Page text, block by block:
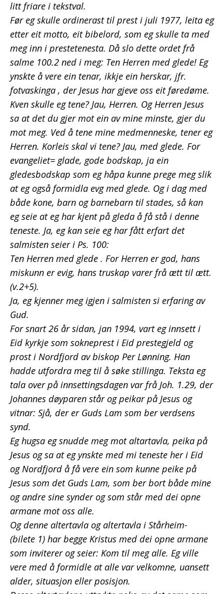
litt friare i tekstval.
Før eg skulle ordinerast til prest i juli 1977, leita eg
etter eit motto, eit bibelord, som eg skulle ta med
meg inn i prestetenesta. Då slo dette ordet frå
salme 100.2 ned i meg: Ten Herren med glede! Eg
ynskte å vere ein tenar, ikkje ein herskar, jfr.
fotvaskinga , der Jesus har gjeve oss eit føredøme.
Kven skulle eg tene? Jau, Herren. Og Herren Jesus
sa at det du gjer mot ein av mine minste, gjer du
mot meg. Ved å tene mine medmenneske, tener eg
Herren. Korleis skal vi tene? Jau, med glede. For
evangeliet= glade, gode bodskap, ja ein
gledesbodskap som eg håpa kunne prege meg slik
at eg også formidla evg med glede. Og i dag med
både kone, barn og barnebarn til stades, så kan
eg seie at eg har kjent på gleda å få stå i denne
teneste. Ja, eg kan seie eg har fått erfart det
salmisten seier i Ps. 100:
Ten Herren med glede . For Herren er god, hans
miskunn er evig, hans truskap varer frå ætt til ætt.
(v.2+5).
Ja, eg kjenner meg igjen i salmisten si erfaring av
Gud.
For snart 26 år sidan, jan 1994, vart eg innsett i
Eid kyrkje som sokneprest i Eid prestegjeld og
prost i Nordfjord av biskop Per Lønning. Han
hadde utfordra meg til å søke stillinga. Teksta eg
tala over på innsettingsdagen var frå Joh. 1.29, der
Johannes døyparen står og peikar på Jesus og
vitnar: Sjå, der er Guds Lam som ber verdsens
synd.
Eg hugsa eg snudde meg mot altartavla, peika på
Jesus og sa at eg ynskte med mi teneste her i Eid
og Nordfjord å få vere ein som kunne peike på
Jesus som det Guds Lam, som ber bort både mine
og andre sine synder og som står med dei opne
armane mot oss alle.
Og denne altertavla og altertavla i Stårheim-
(bilete 1) har begge Kristus med dei opne armane
som inviterer og seier: Kom til meg alle. Eg ville
vere med å formidle at alle var velkomne, uansett
alder, situasjon eller posisjon.